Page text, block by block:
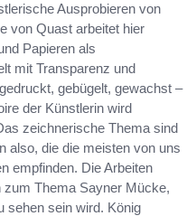
Ausprobieren von
von Quast arbeitet hier
Papieren als
mit Transparenz und
gebügelt, gewachst –
der Künstlerin wird
zeichnerische Thema sind
also, die die meisten von uns
empfinden. Die Arbeiten
zum Thema Sayner Mücke,
sehen sein wird. König